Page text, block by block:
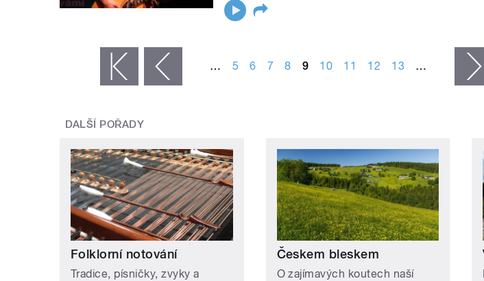
‹ předchozí … 5 6 7 8 9 10 11 12 13 …
DALŠÍ POŘADY
Folklorní notování
Tradice, písničky, zvyky a
Českem bleskem
O zajímavých koutech naší